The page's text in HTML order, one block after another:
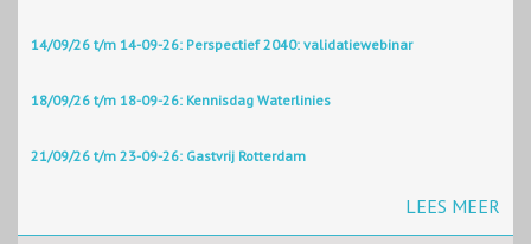
14/09/26 t/m 14-09-26: Perspectief 2040: validatiewebinar
18/09/26 t/m 18-09-26: Kennisdag Waterlinies
21/09/26 t/m 23-09-26: Gastvrij Rotterdam
LEES MEER